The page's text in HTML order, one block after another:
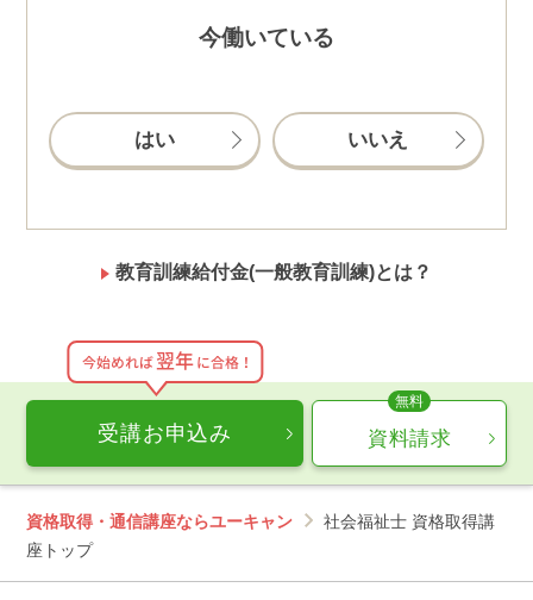
今働いている
はい いいえ
教育訓練給付金(一般教育訓練)とは？
受講お申込み
今始めれば翌年に合格！
資料請求
資格取得・通信講座ならユーキャン
社会福祉士 資格取得講
座トップ